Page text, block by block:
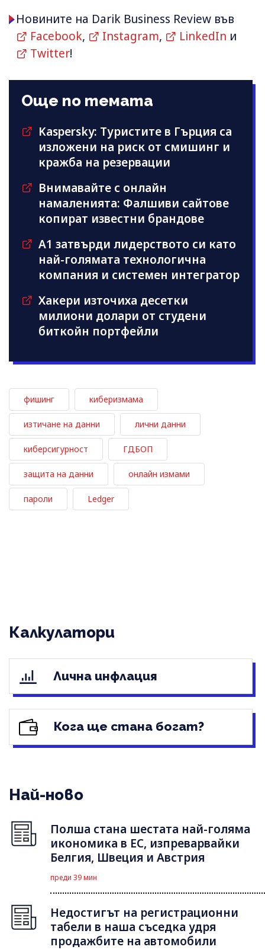
Новините на Darik Business Review във
Facebook, Instagram, LinkedIn и
Twitter!
Още по темата
Kaspersky: Туристите в Гърция са
изложени на риск от смишинг и
кражба на резервации
Внимавайте с онлайн
намаленията: Фалшиви сайтове
копират известни брандове
А1 затвърди лидерството си като
най-голямата технологична
компания и системен интегратор
Хакери източиха десетки
милиони долари от студени
биткойн портфейли
фишинг киберизмама
изтичане на данни лични данни
киберсигурност ГДБОП
защита на данни онлайн измами
пароли Ledger
Калкулатори
Лична инфлация
Кога ще стана богат?
Най-ново
Полша стана шестата най-голяма
икономика в ЕС, изпреварвайки
Белгия, Швеция и Австрия
преди 39 мин
Недостигът на регистрационни
табели в наша съседка удря
продажбите на автомобили